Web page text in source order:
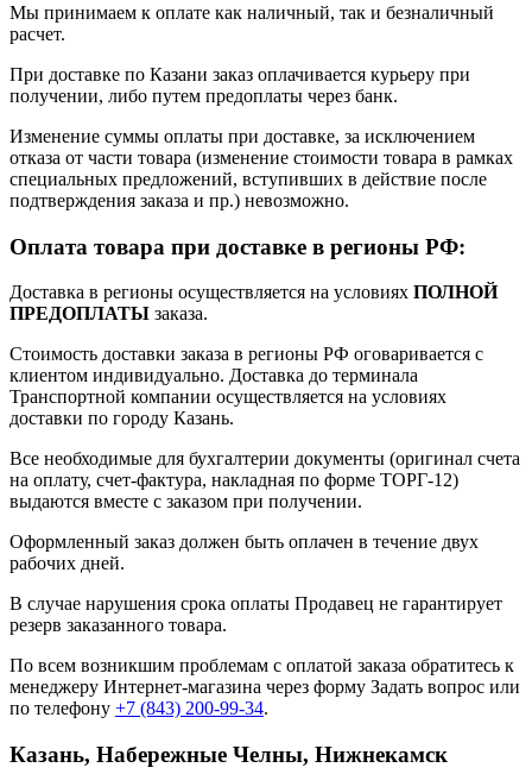
Мы принимаем к оплате как наличный, так и безналичный
расчет.
При доставке по Казани заказ оплачивается курьеру при
получении, либо путем предоплаты через банк.
Изменение суммы оплаты при доставке, за исключением
отказа от части товара (изменение стоимости товара в рамках
специальных предложений, вступивших в действие после
подтверждения заказа и пр.) невозможно.
Оплата товара при доставке в регионы РФ:
Доставка в регионы осуществляется на условиях ПОЛНОЙ
ПРЕДОПЛАТЫ заказа.
Стоимость доставки заказа в регионы РФ оговаривается с
клиентом индивидуально. Доставка до терминала
Транспортной компании осуществляется на условиях
доставки по городу Казань.
Все необходимые для бухгалтерии документы (оригинал счета
на оплату, счет-фактура, накладная по форме ТОРГ-12)
выдаются вместе с заказом при получении.
Оформленный заказ должен быть оплачен в течение двух
рабочих дней.
В случае нарушения срока оплаты Продавец не гарантирует
резерв заказанного товара.
По всем возникшим проблемам с оплатой заказа обратитесь к
менеджеру Интернет-магазина через форму Задать вопрос или
по телефону +7 (843) 200-99-34.
Казань, Набережные Челны, Нижнекамск